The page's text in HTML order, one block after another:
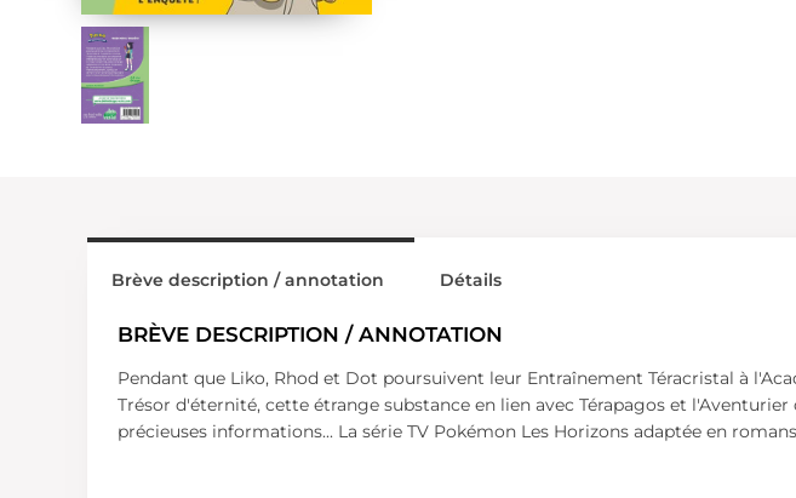
Brève description / annotation
BRÈVE DESCRIPTION / ANNOTATION
Pendant que Liko, Rhod et Dot poursuivent leur Entraînement Téracristal à
Trésor d'éternité, cette étrange substance en lien avec Térapagos et
précieuses informations... La série TV Pokémon Les Horizons adaptée en
Détails